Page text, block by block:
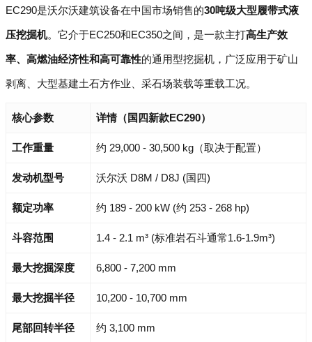
EC290是沃尔沃建筑设备在中国市场销售的30吨级大型履带式液
压挖掘机。它介于EC250和EC350之间，是一款主打高生产效
率、高燃油经济性和高可靠性的通用型挖掘机，广泛应用于矿山
剥离、大型基建土石方作业、采石场装载等重载工况。
核心参数 详情（国四新款EC290）
工作重量 约 29,000 - 30,500 kg（取决于配置）
发动机型号 沃尔沃 D8M / D8J (国四)
额定功率 约 189 - 200 kW (约 253 - 268 hp)
斗容范围 1.4 - 2.1 m³ (标准岩石斗通常1.6-1.9m³)
最大挖掘深度 6,800 - 7,200 mm
最大挖掘半径 10,200 - 10,700 mm
尾部回转半径 约 3,100 mm